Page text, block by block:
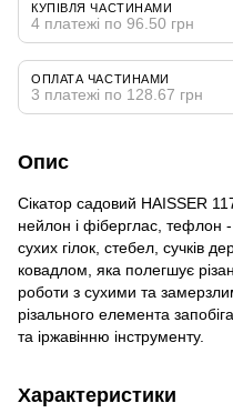
КУПІВЛЯ ЧАСТИНАМИ
4 платежі по 96.50 грн
ОПЛАТА ЧАСТИНАМИ
3 платежі по 128.67 грн
Опис
Сікатор садовий HAISSER
нейлон і фіберглас, тефлон
сухих гілок, стебел, сучків
ковадлом, яка полегшує
роботи з сухими та
різального елемента
та іржавінню інструменту.
Характеристики